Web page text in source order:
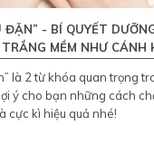
ĐẶN” - BÍ QUYẾT
MỀM NHƯ CÁNH
là 2 từ khóa quan trọng
ý cho bạn những cách
cực kì hiệu quả nhé!